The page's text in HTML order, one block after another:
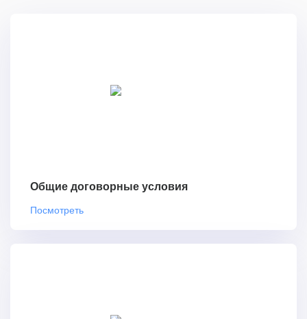
Общие договорные условия
Посмотреть